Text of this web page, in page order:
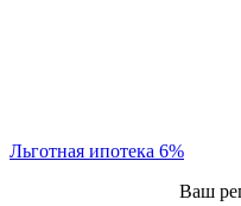
Льготная ипотека 6%
Ваш